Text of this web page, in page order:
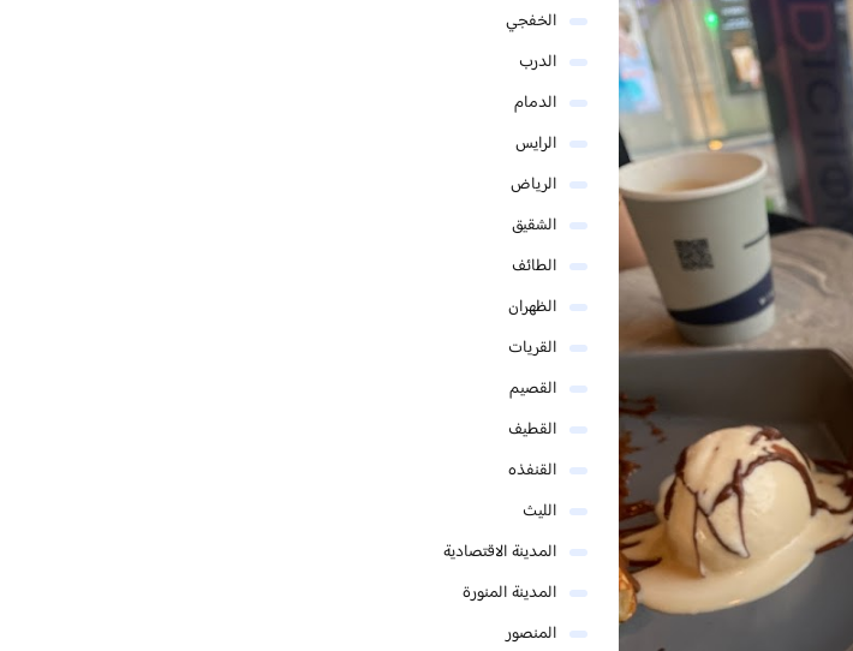
الخفجي
الدرب
الدمام
الرايس
الرياض
الشقيق
الطائف
الظهران
القريات
القصيم
القطيف
القنفذه
الليث
المدينة الاقتصادية
المدينة المنورة
المنصور